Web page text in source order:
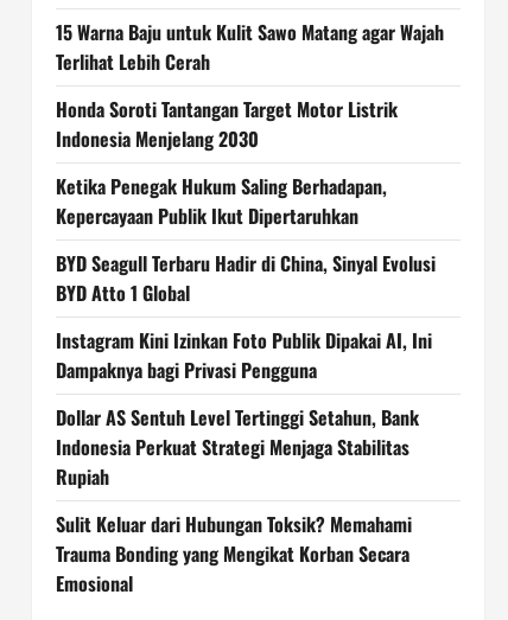
15 Warna Baju untuk Kulit Sawo Matang agar Wajah
Terlihat Lebih Cerah
Honda Soroti Tantangan Target Motor Listrik
Indonesia Menjelang 2030
Ketika Penegak Hukum Saling Berhadapan,
Kepercayaan Publik Ikut Dipertaruhkan
BYD Seagull Terbaru Hadir di China, Sinyal Evolusi
BYD Atto 1 Global
Instagram Kini Izinkan Foto Publik Dipakai AI, Ini
Dampaknya bagi Privasi Pengguna
Dollar AS Sentuh Level Tertinggi Setahun, Bank
Indonesia Perkuat Strategi Menjaga Stabilitas
Rupiah
Sulit Keluar dari Hubungan Toksik? Memahami
Trauma Bonding yang Mengikat Korban Secara
Emosional